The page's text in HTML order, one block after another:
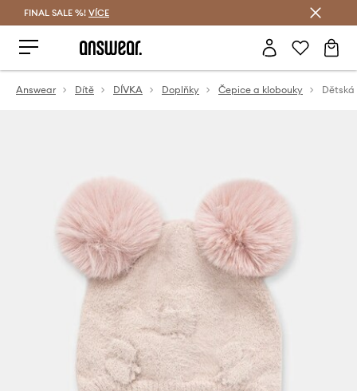
FINAL SALE %! VÍCE
Answear Dítě DÍVKA Doplňky Čepice a klobouky